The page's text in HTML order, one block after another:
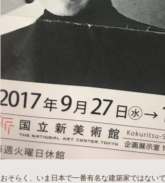
おそらく、いま日本で一番有名な建築家ではないで